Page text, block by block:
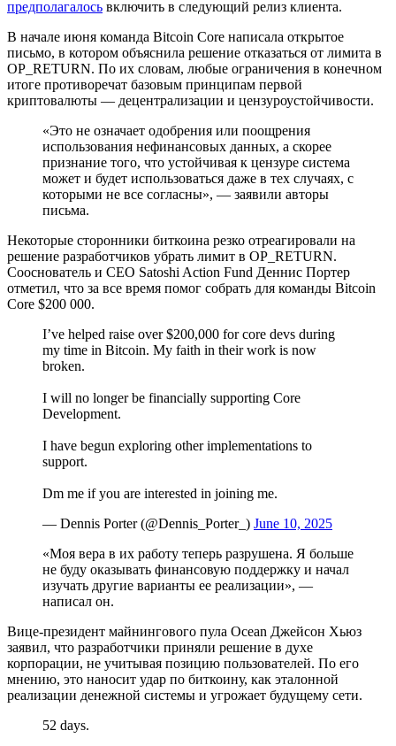
предполагалось включить в следующий релиз клиента.
В начале июня команда Bitcoin Core написала открытое
письмо, в котором объяснила решение отказаться от лимита в
OP_RETURN. По их словам, любые ограничения в конечном
итоге противоречат базовым принципам первой
криптовалюты — децентрализации и цензуроустойчивости.
«Это не означает одобрения или поощрения
использования нефинансовых данных, а скорее
признание того, что устойчивая к цензуре система
может и будет использоваться даже в тех случаях, с
которыми не все согласны», — заявили авторы
письма.
Некоторые сторонники биткоина резко отреагировали на
решение разработчиков убрать лимит в OP_RETURN.
Сооснователь и CEO Satoshi Action Fund Деннис Портер
отметил, что за все время помог собрать для команды Bitcoin
Core $200 000.
I’ve helped raise over $200,000 for core devs during
my time in Bitcoin. My faith in their work is now
broken.
I will no longer be financially supporting Core
Development.
I have begun exploring other implementations to
support.
Dm me if you are interested in joining me.
— Dennis Porter (@Dennis_Porter_) June 10, 2025
«Моя вера в их работу теперь разрушена. Я больше
не буду оказывать финансовую поддержку и начал
изучать другие варианты ее реализации», —
написал он.
Вице-президент майнингового пула Ocean Джейсон Хьюз
заявил, что разработчики приняли решение в духе
корпорации, не учитывая позицию пользователей. По его
мнению, это наносит удар по биткоину, как эталонной
реализации денежной системы и угрожает будущему сети.
52 days.